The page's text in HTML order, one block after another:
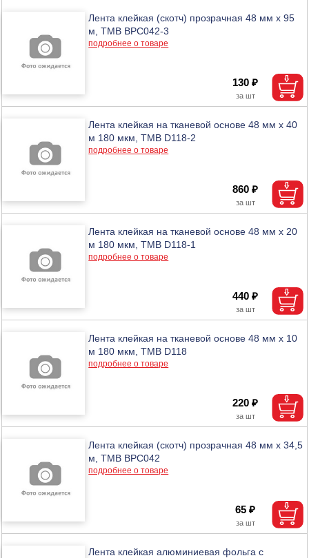
Лента клейкая (скотч) прозрачная 48 мм х 95
м, ТМВ BPC042-3
подробнее о товаре
130 ₽
Лента клейкая на тканевой основе 48 мм х 40
м 180 мкм, ТМВ D118-2
подробнее о товаре
860 ₽
Лента клейкая на тканевой основе 48 мм х 20
м 180 мкм, ТМВ D118-1
подробнее о товаре
440 ₽
Лента клейкая на тканевой основе 48 мм х 10
м 180 мкм, ТМВ D118
подробнее о товаре
220 ₽
Лента клейкая (скотч) прозрачная 48 мм х 34,5
м, ТМВ BPC042
подробнее о товаре
65 ₽
Лента клейкая алюминиевая фольга с